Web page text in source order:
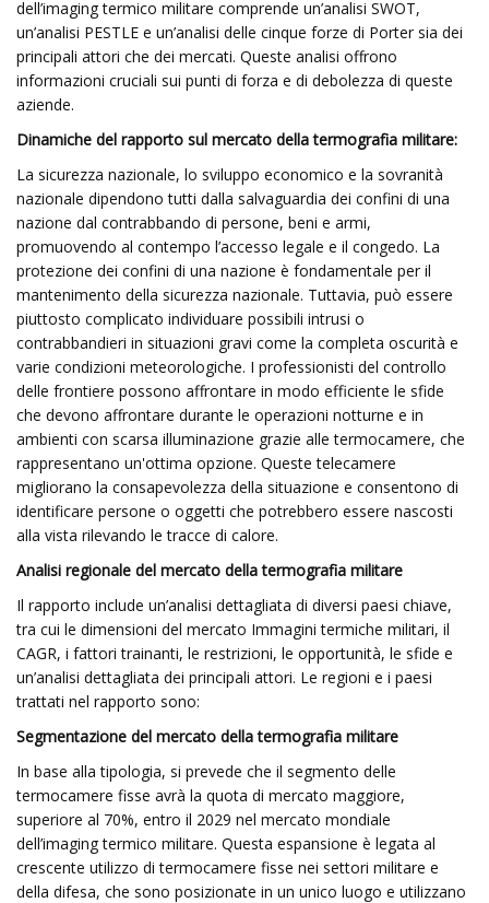
dell’imaging termico militare comprende un’analisi SWOT,
un’analisi PESTLE e un’analisi delle cinque forze di Porter sia dei
principali attori che dei mercati. Queste analisi offrono
informazioni cruciali sui punti di forza e di debolezza di queste
aziende.
Dinamiche del rapporto sul mercato della termografia militare:
La sicurezza nazionale, lo sviluppo economico e la sovranità
nazionale dipendono tutti dalla salvaguardia dei confini di una
nazione dal contrabbando di persone, beni e armi,
promuovendo al contempo l’accesso legale e il congedo. La
protezione dei confini di una nazione è fondamentale per il
mantenimento della sicurezza nazionale. Tuttavia, può essere
piuttosto complicato individuare possibili intrusi o
contrabbandieri in situazioni gravi come la completa oscurità e
varie condizioni meteorologiche. I professionisti del controllo
delle frontiere possono affrontare in modo efficiente le sfide
che devono affrontare durante le operazioni notturne e in
ambienti con scarsa illuminazione grazie alle termocamere, che
rappresentano un'ottima opzione. Queste telecamere
migliorano la consapevolezza della situazione e consentono di
identificare persone o oggetti che potrebbero essere nascosti
alla vista rilevando le tracce di calore.
Analisi regionale del mercato della termografia militare
Il rapporto include un’analisi dettagliata di diversi paesi chiave,
tra cui le dimensioni del mercato Immagini termiche militari, il
CAGR, i fattori trainanti, le restrizioni, le opportunità, le sfide e
un’analisi dettagliata dei principali attori. Le regioni e i paesi
trattati nel rapporto sono:
Segmentazione del mercato della termografia militare
In base alla tipologia, si prevede che il segmento delle
termocamere fisse avrà la quota di mercato maggiore,
superiore al 70%, entro il 2029 nel mercato mondiale
dell’imaging termico militare. Questa espansione è legata al
crescente utilizzo di termocamere fisse nei settori militare e
della difesa, che sono posizionate in un unico luogo e utilizzano